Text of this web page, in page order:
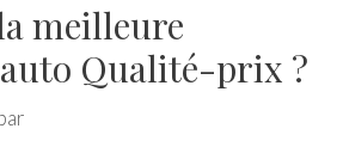
meilleure
Qualité-prix ?